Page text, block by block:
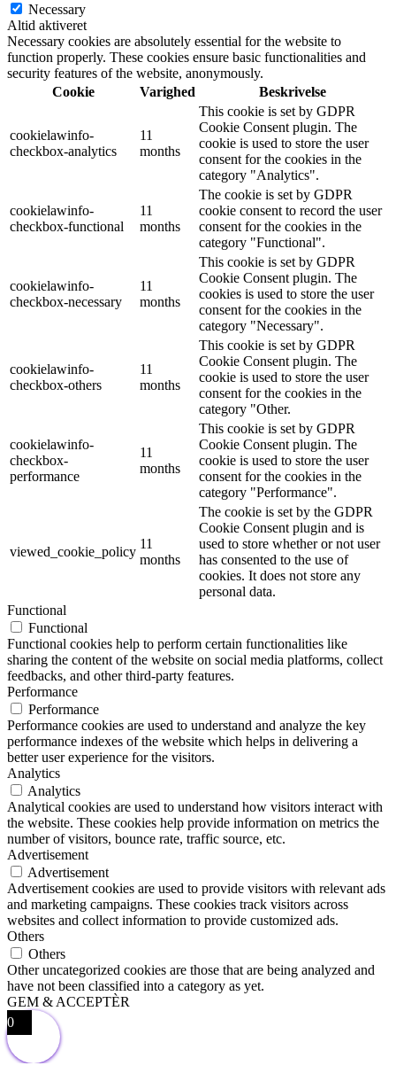
Necessary
Altid aktiveret
Necessary cookies are absolutely essential for the website to
function properly. These cookies ensure basic functionalities and
security features of the website, anonymously.
Cookie
Varighed Beskrivelse
cookielawinfo-
checkbox-analytics
11
months
This cookie is set by GDPR
Cookie Consent plugin. The
cookie is used to store the user
consent for the cookies in the
category "Analytics".
cookielawinfo-
checkbox-functional
11
months
The cookie is set by GDPR
cookie consent to record the user
consent for the cookies in the
category "Functional".
cookielawinfo-
checkbox-necessary
11
months
This cookie is set by GDPR
Cookie Consent plugin. The
cookies is used to store the user
consent for the cookies in the
category "Necessary".
cookielawinfo-
checkbox-others
11
months
This cookie is set by GDPR
Cookie Consent plugin. The
cookie is used to store the user
consent for the cookies in the
category "Other.
cookielawinfo-
checkbox-
performance
11
months
This cookie is set by GDPR
Cookie Consent plugin. The
cookie is used to store the user
consent for the cookies in the
category "Performance".
viewed_cookie_policy
11
months
The cookie is set by the GDPR
Cookie Consent plugin and is
used to store whether or not user
has consented to the use of
cookies. It does not store any
personal data.
Functional
Functional
Functional cookies help to perform certain functionalities like
sharing the content of the website on social media platforms, collect
feedbacks, and other third-party features.
Performance
Performance
Performance cookies are used to understand and analyze the key
performance indexes of the website which helps in delivering a
better user experience for the visitors.
Analytics
Analytics
Analytical cookies are used to understand how visitors interact with
the website. These cookies help provide information on metrics the
number of visitors, bounce rate, traffic source, etc.
Advertisement
Advertisement
Advertisement cookies are used to provide visitors with relevant ads
and marketing campaigns. These cookies track visitors across
websites and collect information to provide customized ads.
Others
Others
Other uncategorized cookies are those that are being analyzed and
have not been classified into a category as yet.
GEM & ACCEPTÈR
0